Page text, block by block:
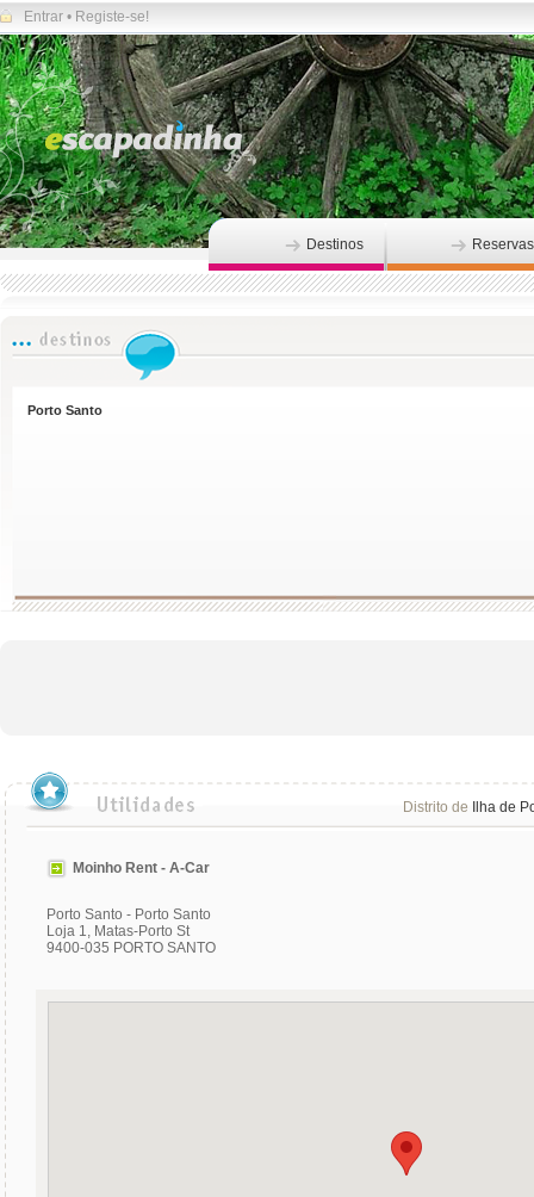
Entrar • Registe-se!
Destinos Reservas
Porto Santo
Distrito de Ilha de
Moinho Rent - A-Car
Porto Santo - Porto Santo
Loja 1, Matas-Porto St
9400-035 PORTO SANTO